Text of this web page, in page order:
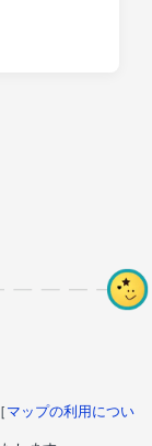
マップの利用につい